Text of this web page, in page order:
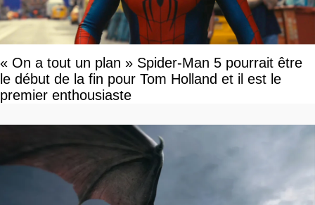
« On a tout un plan » Spider-Man 5 pourrait être
le début de la fin pour Tom Holland et il est le
premier enthousiaste